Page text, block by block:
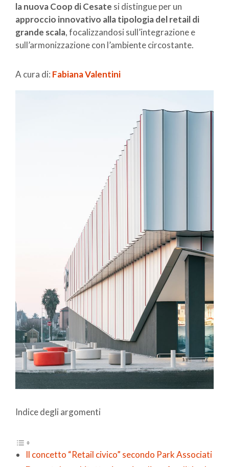
la nuova Coop di Cesate si distingue per un
approccio innovativo alla tipologia del retail di
grande scala, focalizzandosi sull’integrazione e
sull’armonizzazione con l’ambiente circostante.
A cura di: Fabiana Valentini
Indice degli argomenti
Il concetto “Retail civico” secondo Park Associati